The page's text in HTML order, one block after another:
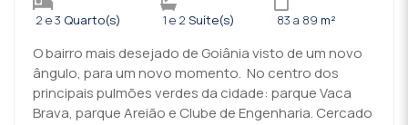
2 e 3 Quarto(s) 1 e 2 Suíte(s) 83 a 89 m²
O bairro mais desejado de Goiânia visto de um novo
ângulo, para um novo momento. No centro dos
principais pulmões verdes da cidade: parque Vaca
Brava, parque Areião e Clube de Engenharia. Cercado